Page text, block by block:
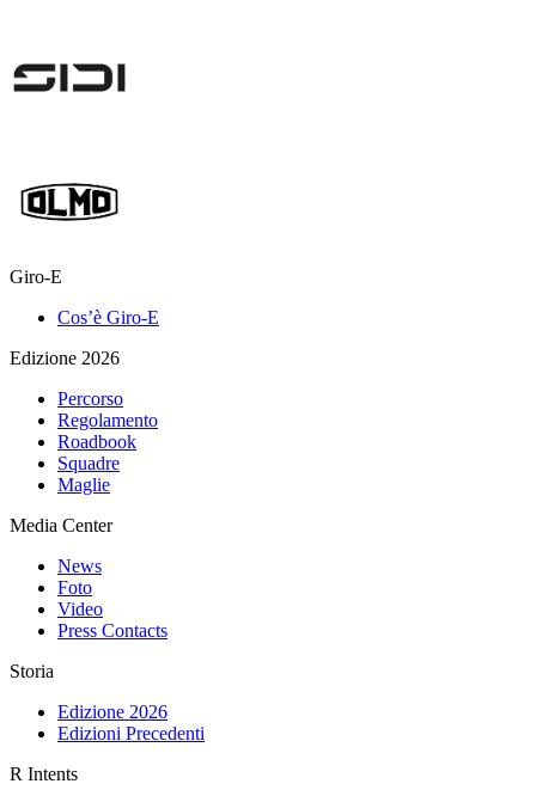
Giro-E
Cos’è Giro-E
Edizione 2026
Percorso
Regolamento
Roadbook
Squadre
Maglie
Media Center
News
Foto
Video
Press Contacts
Storia
Edizione 2026
Edizioni Precedenti
R Intents